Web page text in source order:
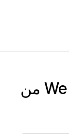
المخصص لتطبيق Webex من